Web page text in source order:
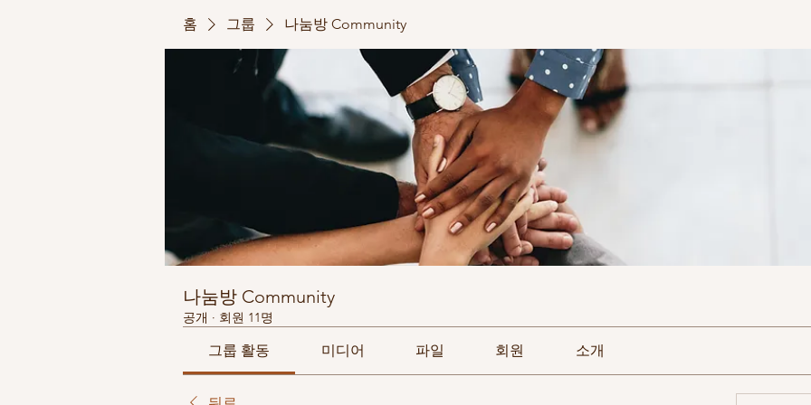
홈 그룹 나눔방 Community
나눔방 Community
공개 · 회원 11명
그룹 활동 미디어 파일 회원 소개